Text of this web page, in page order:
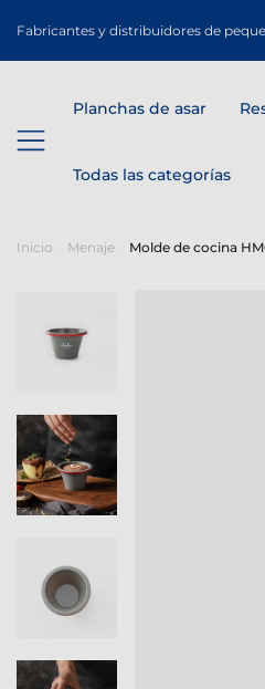
Fabricantes y distribuidores de
Planchas de asar
Todas las categorías
Inicio Menaje Molde de cocina